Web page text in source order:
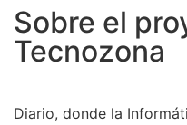
Sobre el
Tecnozona
Diario, donde la